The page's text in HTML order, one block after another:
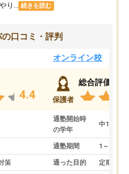
り...
続きを読む
口コミ・評判
4.4
策
オンライン校
保護者
総合評価
通塾開始時
の学年
中1
通塾期間 1～3ヵ月
通った目的 定期テス